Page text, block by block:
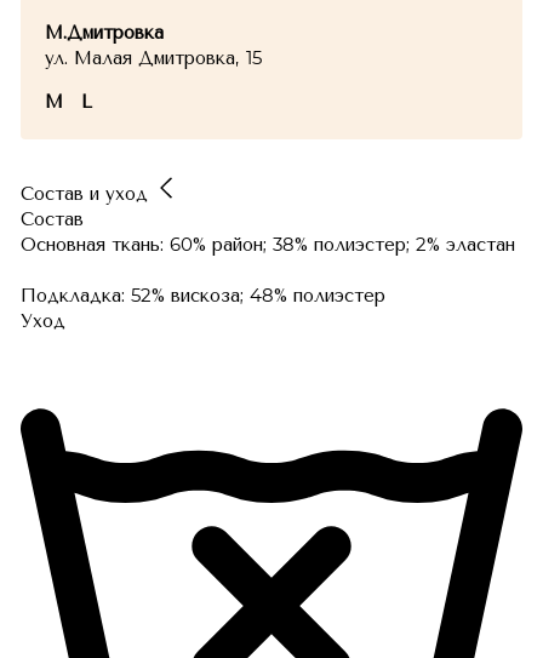
М.Дмитровка
ул. Малая Дмитровка, 15
L
M
Состав и уход
Состав
Основная ткань: 60% район; 38% полиэстер; 2% эластан
Подкладка: 52% вискоза; 48% полиэстер
Уход